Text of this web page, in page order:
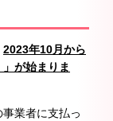
2023年10月から
」が始まりま
業者に支払っ